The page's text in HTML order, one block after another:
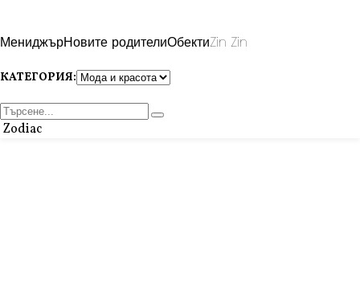
МениджърНовите родителиОбектиZin Zin
КАТЕГОРИЯ:
Zodiac